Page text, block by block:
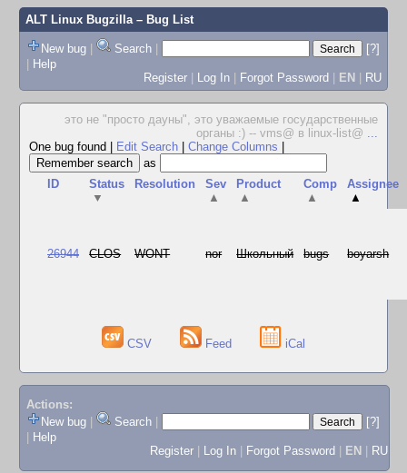
ALT Linux Bugzilla– Bug List
New bug | Search |
[?]
| Help
Register | Log In | Forgot Password | EN | RU
это не "просто дауны", это уважаемые государственные
органы :) -- vms@ в linux-list@ ...
One bug found
Edit Search Change Columns
as
ID
Status
▼
Resolution
Sev
▲
Product
▲
Comp
▲
Assignee
▲
26944 CLOS WONT nor Школьный bugs boyarsh
CSV Feed iCal
Actions:
New bug
Search
[?]
Help
Register
Log In Forgot Password EN RU